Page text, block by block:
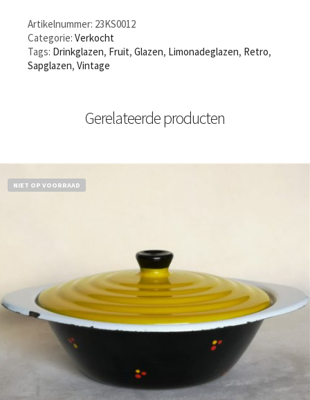
Artikelnummer: 23KS0012
Categorie: Verkocht
Tags: Drinkglazen, Fruit, Glazen, Limonadeglazen, Retro,
Sapglazen, Vintage
Gerelateerde producten
NIET OP VOORRAAD